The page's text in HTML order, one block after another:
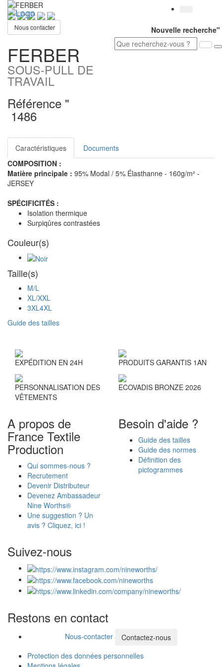
Nouvelle recherche"
Nous contacter
FERBER
SOUS-PULL DE
TRAVAIL
Référence "
1486
Caractéristiques
Documents
COMPOSITION :
Matière principale : 95% Modal / 5% Élasthanne - 160g/m² -
JERSEY
SPÉCIFICITÉS :
Isolation thermique
Surpiqûres contrastées
Couleur(s)
Taille(s)
M/L
XL/XXL
3XL4XL
Guide des tailles
EXPÉDITION EN 24H PRODUITS GARANTIS 1AN
PERSONNALISATION DES
VÊTEMENTS
ECOVADIS BRONZE 2026
A propos de
France Textile
Production
Qui sommes-nous ?
Recrutement
Devenir Distributeur
Devenez Ambassadeur
Nine Worths®
Une suggestion ? Un
avis ? Cliquez, ici !
Besoin d'aide ?
Guide des tailles
Guide des normes
Définition des
pictogrammes
Suivez-nous
Restons en contact
Nous-contacter
Contactez-nous
Protection des données personnelles